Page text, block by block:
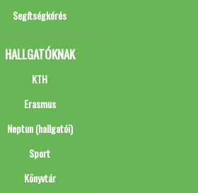
Segítségkérés
HALLGATÓKNAK
KTH
Erasmus
Neptun (hallgatói)
Sport
Könyvtár